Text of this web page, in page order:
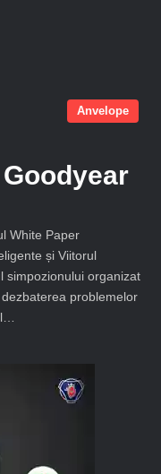
Anvelope
White Paper
și Viitorul
simpozionului organizat
problemelor